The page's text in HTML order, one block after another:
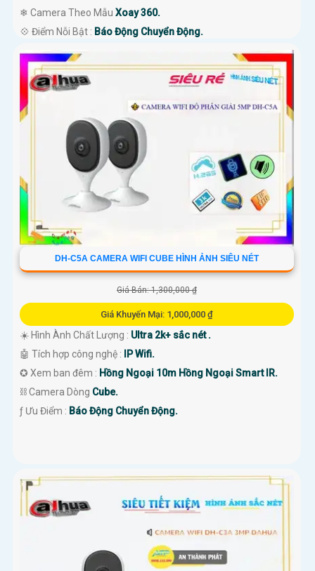
❄ Camera Theo Mẫu Xoay 360.
️💠 Điểm Nỗi Bật : Báo Động Chuyển Động.
DH-C5A CAMERA WIFI CUBE HÌNH ẢNH SIÊU NÉT
Giá Bán: 1,300,000 ₫
Giá Khuyến Mại: 1,000,000 ₫
☀️ Hình Ành Chất Lượng : Ultra 2k+ sắc nét .
🤖️ Tích hợp công nghệ :
IP Wifi.
✪ Xem ban đêm : Hồng Ngoại 10m Hồng Ngoại Smart IR.
⛓ Camera Dòng Cube.
️ƒ Ưu Điểm : Báo Động Chuyển Động.